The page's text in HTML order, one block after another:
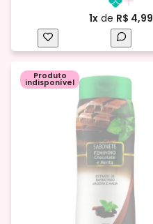
1x de R$ 4,99
Produto
indisponível